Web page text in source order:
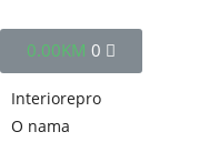
0.00KM 0
Interiorepro
O nama